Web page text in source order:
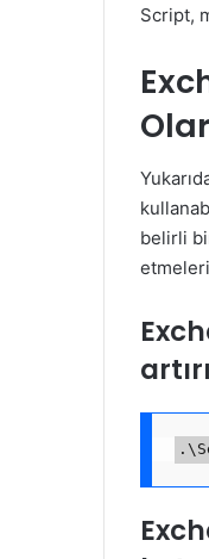
Script,
belirli